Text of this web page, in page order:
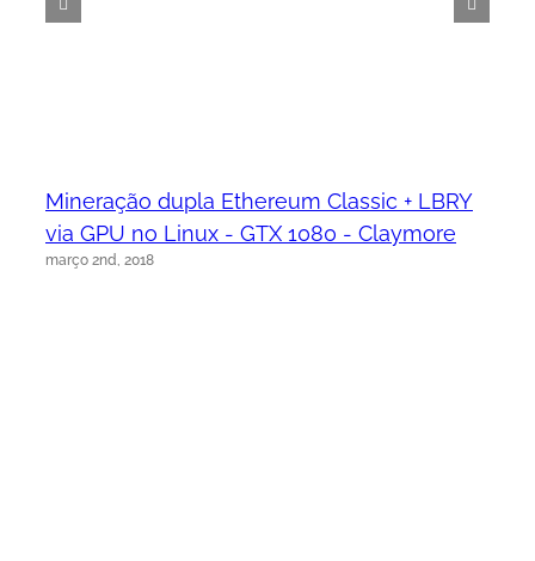
Mineração dupla Ethereum Classic + LBRY
via GPU no Linux - GTX 1080 - Claymore
março 2nd, 2018